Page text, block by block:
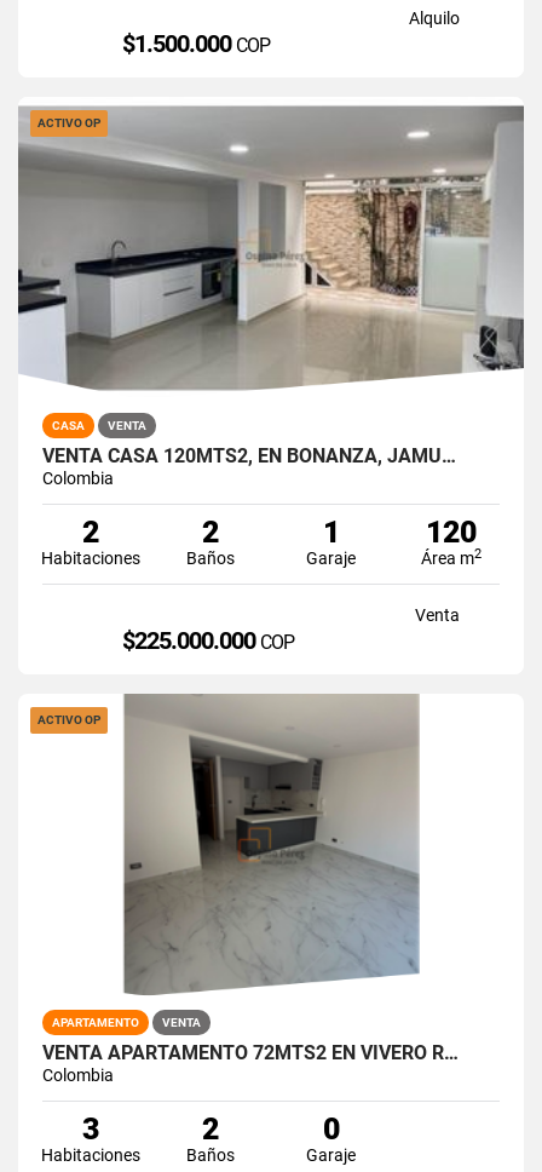
Alquilo
$1.500.000 COP
ACTIVO OP
CASA VENTA
VENTA CASA 120MTS2, EN BONANZA, JAMU…
Colombia
2
Habitaciones
2
Baños
1
Garaje
120
Área m2
Venta
$225.000.000 COP
ACTIVO OP
APARTAMENTO VENTA
VENTA APARTAMENTO 72MTS2 EN VIVERO R…
Colombia
3
Habitaciones
2
Baños
0
Garaje